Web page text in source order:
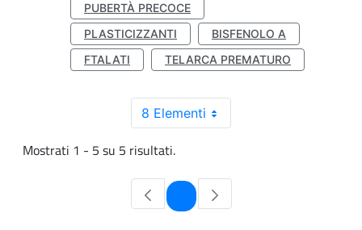
PUBERTÀ PRECOCE
PLASTICIZZANTI
BISFENOLO A
FTALATI
TELARCA PREMATURO
8 Elementi
Mostrati 1 - 5 su 5 risultati.
Pagina